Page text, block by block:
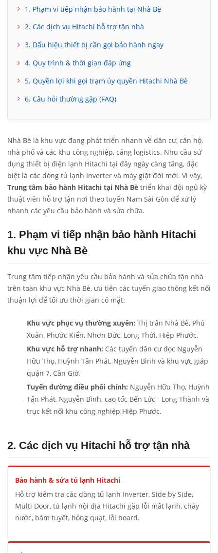
1. Phạm vi tiếp nhận bảo hành tại Nhà Bè
2. Các dịch vụ Hitachi hỗ trợ tận nhà
3. Dấu hiệu thiết bị cần gọi bảo hành ngay
4. Quy trình & thời gian đáp ứng
5. Quyền lợi khi gọi trạm ủy quyền Hitachi Nhà Bè
6. Câu hỏi thường gặp (FAQ)
Nhà Bè là khu vực đang phát triển nhanh về dân cư, căn hộ,
nhà phố và các khu công nghiệp, cảng logistics. Nhu cầu sử
dụng thiết bị điện lạnh Hitachi tại đây ngày càng tăng, đặc
biệt là các dòng tủ lạnh Inverter và máy giặt đời mới. Vì vậy,
Trung tâm bảo hành Hitachi tại Nhà Bè triển khai đội ngũ kỹ
thuật viên hỗ trợ tận nơi theo tuyến Nam Sài Gòn để xử lý
nhanh các yêu cầu bảo hành và sửa chữa.
1. Phạm vi tiếp nhận bảo hành Hitachi
khu vực Nhà Bè
Trung tâm tiếp nhận yêu cầu bảo hành và sửa chữa tận nhà
trên toàn khu vực Nhà Bè, ưu tiên các tuyến giao thông kết nối
thuận lợi để tối ưu thời gian có mặt:
Khu vực phục vụ thường xuyên: Thị trấn Nhà Bè, Phú
Xuân, Phước Kiển, Nhơn Đức, Long Thới, Hiệp Phước.
Khu vực hỗ trợ nhanh: Các tuyến dân cư dọc Nguyễn
Hữu Thọ, Huỳnh Tấn Phát, Nguyễn Bình và khu vực giáp
quận 7, Cần Giờ.
Tuyến đường điều phối chính: Nguyễn Hữu Thọ, Huỳnh
Tấn Phát, Nguyễn Bình, cao tốc Bến Lức - Long Thành và
trục kết nối khu công nghiệp Hiệp Phước.
2. Các dịch vụ Hitachi hỗ trợ tận nhà
Bảo hành & sửa tủ lạnh Hitachi
Hỗ trợ kiểm tra các dòng tủ lạnh Inverter, Side by Side,
Multi Door, tủ lạnh nội địa Hitachi gặp lỗi mất lạnh, chảy
nước, bám tuyết, hỏng quạt, lỗi board.